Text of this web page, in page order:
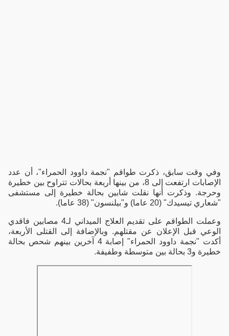
وفي وقت سابق، ذكرت طواقم "نجمة داوود الحمراء"، أن عدد
الإصابات ارتفعت إلى 8، من بينها أربعة بحالات تتراوح بين خطيرة
وحرجة. وذكرت أنها نقلت شابين بحالة خطيرة إلى مستشفى
"شعاري تيسيدك" (20 عاما) و"بيلنسون" (38 عاما).
وعملت الطواقم على تقديم العلاج الميداني لـ4 مصابين فاقدي
الوعي قبل الإعلان عن مقتلهم. وبالإضافة إلى القتلى الأربعة،
أكدت "نجمة داوود الحمراء" إصابة 4 آخرين بينهم شحص بحالة
خطيرة و3 بحالة بين متوسطة وطفيفة.